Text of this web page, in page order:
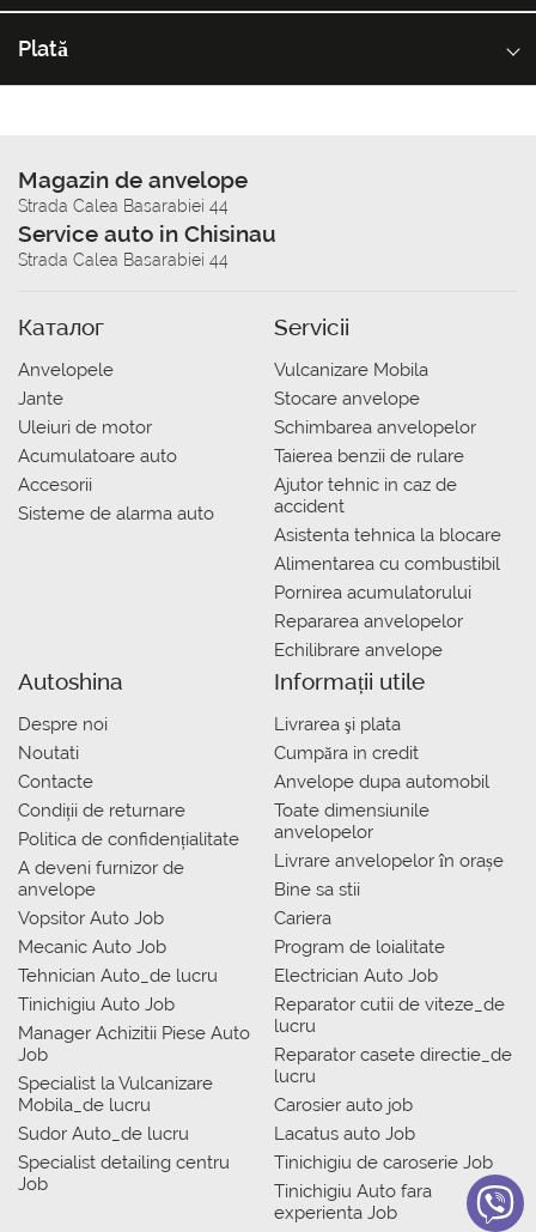
Plată
Magazin de anvelope
Strada Calea Basarabiei 44
Service auto in Chisinau
Strada Calea Basarabiei 44
Каталог
Anvelopele
Jante
Uleiuri de motor
Acumulatoare auto
Accesorii
Sisteme de alarma auto
Servicii
Vulcanizare Mobila
Stocare anvelope
Schimbarea anvelopelor
Taierea benzii de rulare
Ajutor tehnic in caz de
accident
Asistenta tehnica la blocare
Alimentarea cu combustibil
Pornirea acumulatorului
Repararea anvelopelor
Echilibrare anvelope
Autoshina
Despre noi
Noutati
Contacte
Condiții de returnare
Politica de confidențialitate
A deveni furnizor de
anvelope
Vopsitor Auto Job
Mecanic Auto Job
Tehnician Auto_de lucru
Tinichigiu Auto Job
Manager Achizitii Piese Auto
Job
Specialist la Vulcanizare
Mobila_de lucru
Sudor Auto_de lucru
Specialist detailing centru
Job
Informații utile
Livrarea şi plata
Сumpăra in credit
Anvelope dupa automobil
Toate dimensiunile
anvelopelor
Livrare anvelopelor în orașe
Bine sa stii
Cariera
Program de loialitate
Electrician Auto Job
Reparator cutii de viteze_de
lucru
Reparator casete directie_de
lucru
Carosier auto job
Lacatus auto Job
Tinichigiu de caroserie Job
Tinichigiu Auto fara
experienta Job